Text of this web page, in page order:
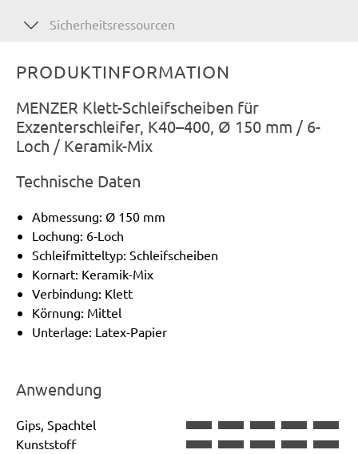
Sicherheitsressourcen
PRODUKTINFORMATION
MENZER Klett-Schleifscheiben für
Exzenterschleifer, K40–400, Ø 150 mm / 6-
Loch / Keramik-Mix
Technische Daten
Abmessung: Ø 150 mm
Lochung: 6-Loch
Schleifmitteltyp: Schleifscheiben
Kornart: Keramik-Mix
Verbindung: Klett
Körnung: Mittel
Unterlage: Latex-Papier
Anwendung
Gips, Spachtel
Kunststoff